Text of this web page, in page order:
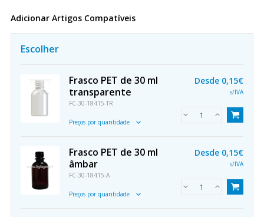
Adicionar Artigos Compatíveis
Escolher
Frasco PET de 30 ml
transparente
FC-30-18415-TR
Preços por quantidade
Desde 0,15€
s/IVA
Frasco PET de 30 ml
âmbar
FC-30-18415-A
Preços por quantidade
Desde 0,15€
s/IVA